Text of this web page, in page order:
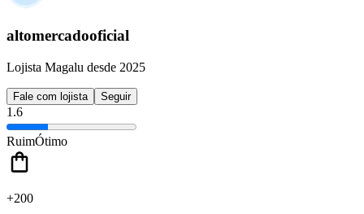
altomercadooficial
Lojista Magalu desde 2025
Fale com lojista Seguir
1.6
RuimÓtimo
+200